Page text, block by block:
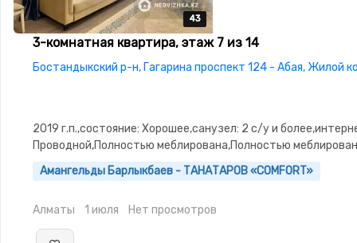
43
43
43
43
43
3-комнатная квартира, этаж 7 из 14
Бостандыкский р-н, Гагарина проспект 124 - Абая, Жилой
2019 г.п.,состояние: Хорошее,санузел: 2 с/у и
Проводной,Полностью меблирована,Полностью
3.0,паркинг:
кухня,Кладовка,Счётчики,Тихий двор,Кондиционер
Амангельды Барлыкбаев - ТАНАТАРОВ «COMFORT»
Алматы 1 июля Нет просмотров